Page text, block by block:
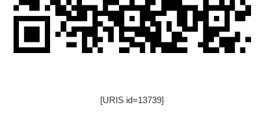
[URIS id=13739]